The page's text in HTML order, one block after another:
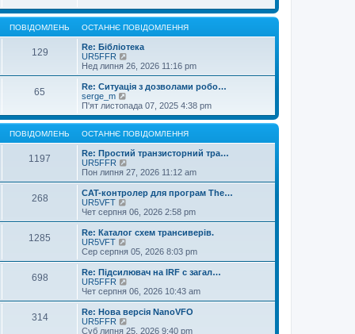
ПОВІДОМЛЕНЬ ОСТАННЄ ПОВІДОМЛЕННЯ
129
Re: Бібліотека
UR5FFR
е
р
е
г
л
н
у
т
и
с
н
н
є
о
і
д
о
л
е
н
я
Нед липня 26, 2026 11:16 pm
65
Re: Ситуація з дозволами робо…
serge_m
е
р
е
г
л
я
у
т
и
с
н
н
є
о
д
о
П'ят листопада 07, 2025 4:38 pm
ПОВІДОМЛЕНЬ ОСТАННЄ ПОВІДОМЛЕННЯ
1197
Re: Простий транзисторний тра…
UR5FFR
е
р
е
л
у
т
и
с
а
н
н
Пон липня 27, 2026 11:12 am
268
CAT-контролер для програм The…
UR5VFT
е
р
е
л
у
т
и
с
Чет серпня 06, 2026 2:58 pm
1285
Re: Каталог схем трансиверів.
UR5VFT
е
р
е
л
у
т
Сер серпня 05, 2026 8:03 pm
698
Re: Підсилювач на IRF с загал…
UR5FFR
е
р
е
л
Чет серпня 06, 2026 10:43 am
314
Re: Нова версія NanoVFO
UR5FFR
е
Суб липня 25, 2026 9:40 pm